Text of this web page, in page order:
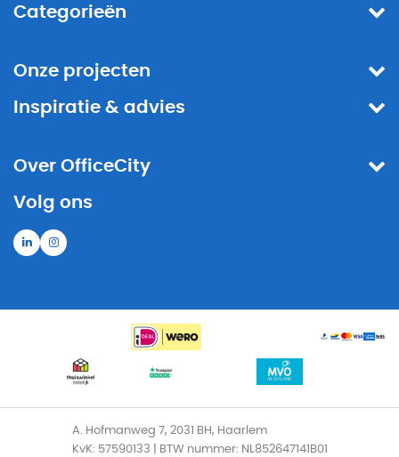
Categorieën
Onze projecten
Inspiratie & advies
Over OfficeCity
Volg ons
A. Hofmanweg 7, 2031 BH, Haarlem
KvK: 57590133 | BTW nummer: NL852647141B01